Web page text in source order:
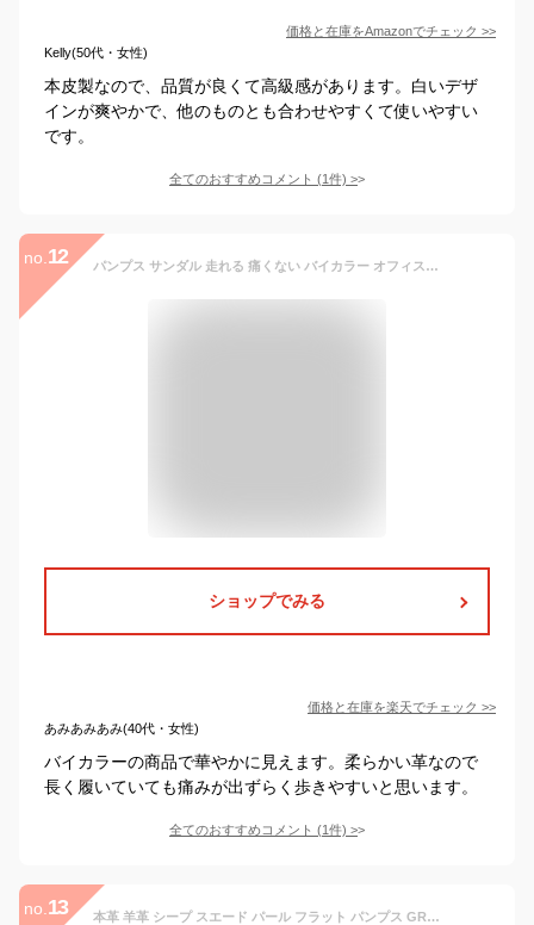
価格と在庫をAmazonでチェック >>
Kelly(50代・女性)
本皮製なので、品質が良くて高級感があります。白いデザ
インが爽やかで、他のものとも合わせやすくて使いやすい
です。
全てのおすすめコメント (1件) >
no. 12 パンプス サンダル 走れる 痛くない バイカラー オフィス フォーマル グリーン ブラック 黒 歩きやすい 脱げにくい ローヒール バックストラップ 春 夏 秋 冬 大人 20 30 40 代 韓国 ファッション
ショップでみる
価格と在庫を楽天でチェック >>
あみあみあみ(40代・女性)
バイカラーの商品で華やかに見えます。柔らかい革なので
長く履いていても痛みが出ずらく歩きやすいと思います。
全てのおすすめコメント (1件) >
no. 13 本革 羊革 シープ スエード パール フラット パンプス GRACE AVENUE グレースアベニュー アルファキュービック風 靴 レディース レザー 柔らかい 痛くない 軽量 軽い ローヒール kawa 21ss 人気